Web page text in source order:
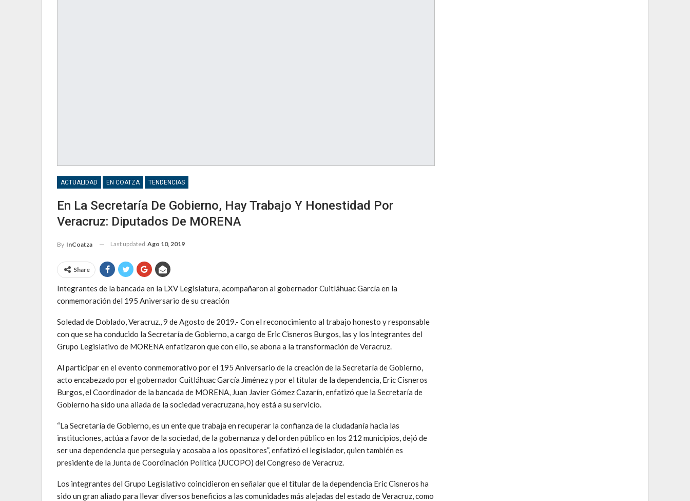
ACTUALIDAD EN COATZA TENDENCIAS
En La Secretaría De Gobierno, Hay Trabajo Y Honestidad Por
Veracruz: Diputados De MORENA
By InCoatza Last updated Ago 10, 2019
Share
Integrantes de la bancada en la LXV Legislatura, acompañaron al gobernador Cuitláhuac García en la
conmemoración del 195 Aniversario de su creación
Soledad de Doblado, Veracruz., 9 de Agosto de 2019.- Con el reconocimiento al trabajo honesto y responsable
con que se ha conducido la Secretaría de Gobierno, a cargo de Eric Cisneros Burgos, las y los integrantes del
Grupo Legislativo de MORENA enfatizaron que con ello, se abona a la transformación de Veracruz.
Al participar en el evento conmemorativo por el 195 Aniversario de la creación de la Secretaría de Gobierno,
acto encabezado por el gobernador Cuitláhuac García Jiménez y por el titular de la dependencia, Eric Cisneros
Burgos, el Coordinador de la bancada de MORENA, Juan Javier Gómez Cazarín, enfatizó que la Secretaría de
Gobierno ha sido una aliada de la sociedad veracruzana, hoy está a su servicio.
“La Secretaría de Gobierno, es un ente que trabaja en recuperar la confianza de la ciudadanía hacia las
instituciones, actúa a favor de la sociedad, de la gobernanza y del orden público en los 212 municipios, dejó de
ser una dependencia que perseguía y acosaba a los opositores”, enfatizó el legislador, quien también es
presidente de la Junta de Coordinación Política (JUCOPO) del Congreso de Veracruz.
Los integrantes del Grupo Legislativo coincidieron en señalar que el titular de la dependencia Eric Cisneros ha
sido un gran aliado para llevar diversos beneficios a las comunidades más alejadas del estado de Veracruz, como